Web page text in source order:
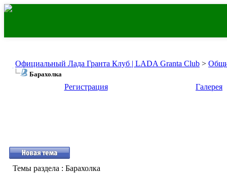
Официальный Лада Гранта Клуб | LADA Granta Club >
Барахолка
Регистрация Галерея
Темы раздела : Барахолка